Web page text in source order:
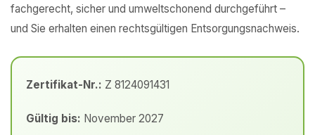
fachgerecht, sicher und umweltschonend durchgeführt –
und Sie erhalten einen rechtsgültigen Entsorgungsnachweis.
Zertifikat-Nr.: Z 8124091431
Gültig bis: November 2027